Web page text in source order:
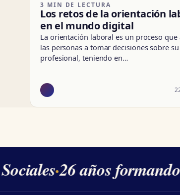
3 MIN DE LECTURA
Los retos de la orientación
en el mundo digital
La orientación laboral es un proceso que
las personas a tomar decisiones sobre
profesional, teniendo en…
·26 años formando